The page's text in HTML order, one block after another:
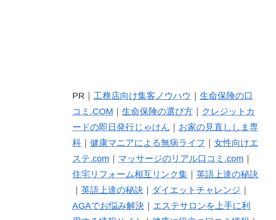
PR｜ 工務店向け集客ノウハウ ｜ 生命保険の口
コミ.COM ｜ 生命保険の選び方｜ クレジットカ
ードの即日発行じゃけん ｜ お家の見直ししま専
科｜ 健康マニアによる無病ライフ ｜ 女性向けエ
ステ.com ｜ マッサージのリアル口コミ.com ｜
住宅リフォーム相互リンク集｜ 英語上達の秘訣
｜ 英語上達の秘訣 ｜ ダイエットチャレンジ ｜
AGAでお悩み解決｜ エステサロンを上手に利